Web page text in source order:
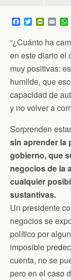
F
a
c
e
b
o
o
k
T
w
t
t
e
r
P
i
n
t
F
r
i
e
n
l
E
m
i
l
t
“¿Cuánto ha
en este diario el
muy positivas:
humilde, que
capacidad de
y no volver a
Sorprenden
sin aprender la
gobierno, que
negocios de la
cualquier
sustantivas.
Un presidente
negocios se
político por
imposible
cuenta, no se
pero en el caso